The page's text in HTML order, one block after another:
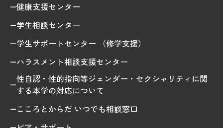
健康支援センター
学生相談センター
学生サポートセンター （修学支援）
ハラスメント相談支援センター
性自認・性的指向等ジェンダー・セクシャリティに関
する本学の対応について
こころとからだ いつでも相談窓口